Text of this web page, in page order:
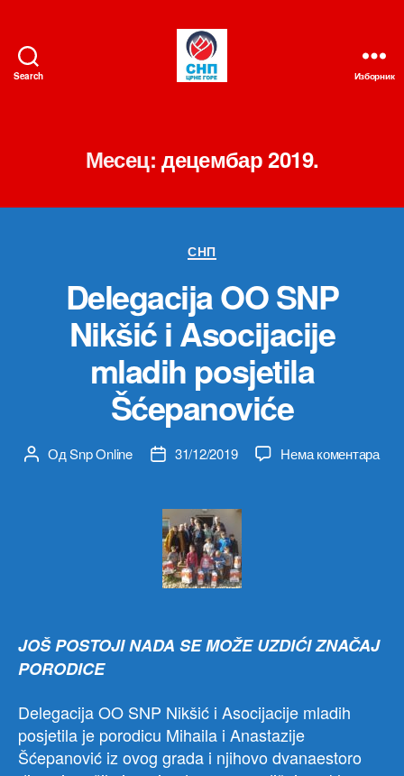
Search Изборник
Месец: децембар 2019.
Категорије
СНП
Delegacija OO SNP
Nikšić i Asocijacije
mladih posjetila
Šćepanoviće
Аутор
ОдSnp Online
Датум31/12/2019 Нема коментарана
JOŠ POSTOJI NADA SE MOŽE UZDIĆI ZNAČAJ
PORODICE
Delegacija OO SNP Nikšić i Asocijacije mladih
posjetila je porodicu Mihaila i Anastazije
Šćepanović iz ovog grada i njihovo dvanaestoro